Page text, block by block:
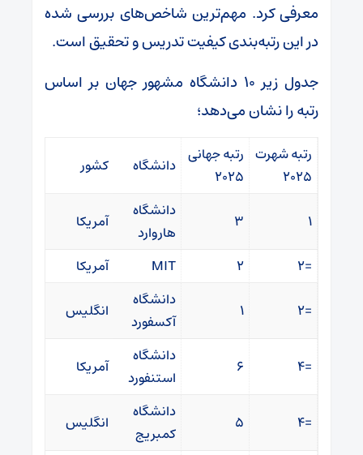
معرفی کرد. مهم‌ترین شاخص‌های بررسی شده
در این رتبه‌بندی کیفیت تدریس و تحقیق است.
جدول زیر ۱۰ دانشگاه مشهور جهان بر اساس
رتبه را نشان می‌دهد؛
رتبه شهرت
۲۰۲۵
رتبه جهانی
۲۰۲۵
دانشگاه کشور
۱ ۳
دانشگاه
هاروارد
آمریکا
=۲
۲ MIT
آمریکا
=۲
۱
دانشگاه
آکسفورد
انگلیس
=۴ ۶
دانشگاه
استنفورد
آمریکا
=۴ ۵
دانشگاه
کمبریج
انگلیس